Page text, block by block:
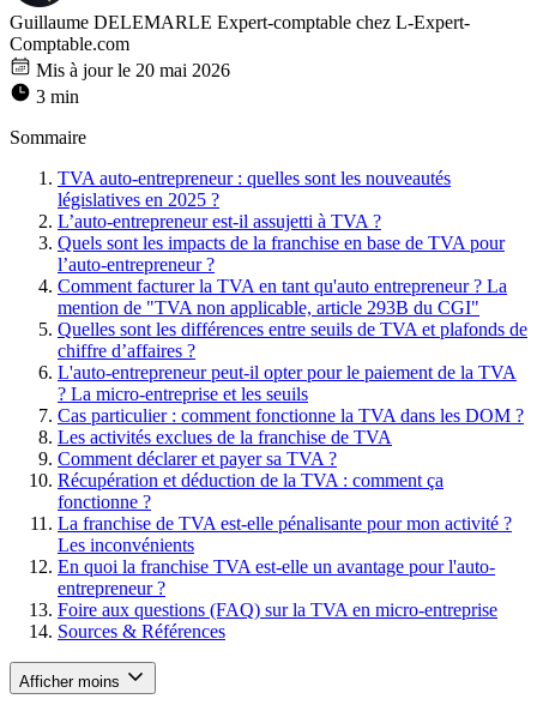
Guillaume DELEMARLE Expert-comptable chez L-Expert-
Comptable.com
Mis à jour le 20 mai 2026
3 min
Sommaire
TVA auto-entrepreneur : quelles sont les nouveautés
législatives en 2025 ?
L’auto-entrepreneur est-il assujetti à TVA ?
Quels sont les impacts de la franchise en base de TVA pour
l’auto-entrepreneur ?
Comment facturer la TVA en tant qu'auto entrepreneur ? La
mention de "TVA non applicable, article 293B du CGI"
Quelles sont les différences entre seuils de TVA et plafonds de
chiffre d’affaires ?
L'auto-entrepreneur peut-il opter pour le paiement de la TVA
? La micro-entreprise et les seuils
Cas particulier : comment fonctionne la TVA dans les DOM ?
Les activités exclues de la franchise de TVA
Comment déclarer et payer sa TVA ?
Récupération et déduction de la TVA : comment ça
fonctionne ?
La franchise de TVA est-elle pénalisante pour mon activité ?
Les inconvénients
En quoi la franchise TVA est-elle un avantage pour l'auto-
entrepreneur ?
Foire aux questions (FAQ) sur la TVA en micro-entreprise
Sources & Références
Afficher moins